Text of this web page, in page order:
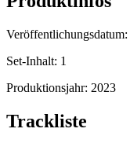
Veröffentlichungsdatum:
Set-Inhalt: 1
Produktionsjahr: 2023
Trackliste